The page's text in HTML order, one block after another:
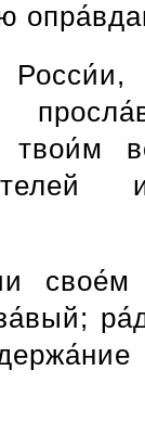
твои́м
свое́м